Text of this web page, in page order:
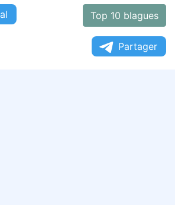
Top 10 blagues
Partager